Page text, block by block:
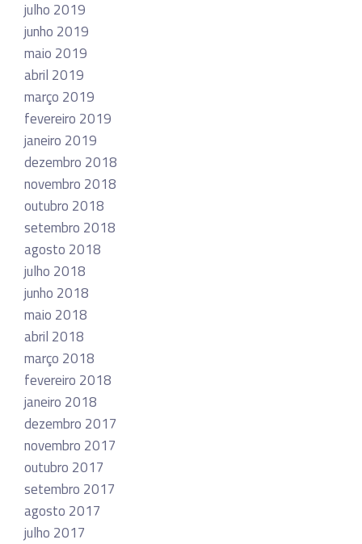
julho 2019
junho 2019
maio 2019
abril 2019
março 2019
fevereiro 2019
janeiro 2019
dezembro 2018
novembro 2018
outubro 2018
setembro 2018
agosto 2018
julho 2018
junho 2018
maio 2018
abril 2018
março 2018
fevereiro 2018
janeiro 2018
dezembro 2017
novembro 2017
outubro 2017
setembro 2017
agosto 2017
julho 2017